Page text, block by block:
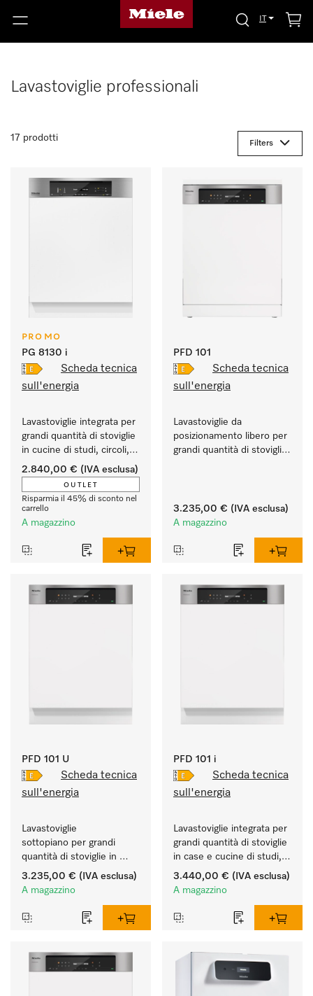
IT
Lavastoviglie professionali
17 prodotti
Filters
PROMO
PG 8130 i
Scheda tecnica
sull'energia
Lavastoviglie integrata per
grandi quantità di stoviglie
in cucine di studi, circoli,
uffici ecc.
2.840,00 € (IVA esclusa)
OUTLET
Risparmia il 45% di sconto nel
carrello
A magazzino
PFD 101
Scheda tecnica
sull'energia
Lavastoviglie da
posizionamento libero per
grandi quantità di stoviglie
3.235,00 € (IVA esclusa)
A magazzino
PFD 101 U
Scheda tecnica
sull'energia
Lavastoviglie
sottopiano per grandi
quantità di stoviglie in
case e cucine di studi,
circoli, uffici.
3.235,00 € (IVA esclusa)
A magazzino
PFD 101 i
Scheda tecnica
sull'energia
Lavastoviglie integrata per
grandi quantità di stoviglie
in case e cucine di studi,
circoli, uffici.
3.440,00 € (IVA esclusa)
A magazzino